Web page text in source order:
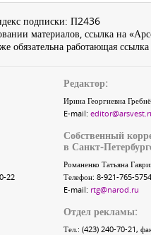
подписки: П2436
материалов, ссылка на
обязательна работающая
22
Редактор:
Ирина Георгиевна
E-mail:
Собственный
в Санкт-
Романенко Татьяна
Телефон: 8-921-765-
E-mail: rtg@narod.ru
Отдел рекламы:
Тел.: (423) 240-70-21,